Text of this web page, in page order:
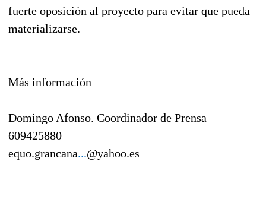
fuerte oposición al proyecto para evitar que pueda
materializarse.
Más información
Domingo Afonso. Coordinador de Prensa
609425880
equo.grancana...@yahoo.es